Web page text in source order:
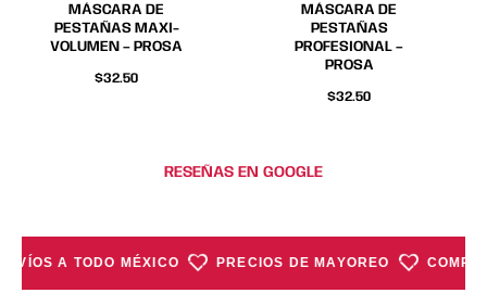
MÁSCARA DE
PESTAÑAS MAXI-
VOLUMEN – PROSA
$32.50
MÁSCARA DE
PESTAÑAS
PROFESIONAL –
PROSA
$32.50
RESEÑAS EN GOOGLE
A TODO MÉXICO PRECIOS DE MAYOREO